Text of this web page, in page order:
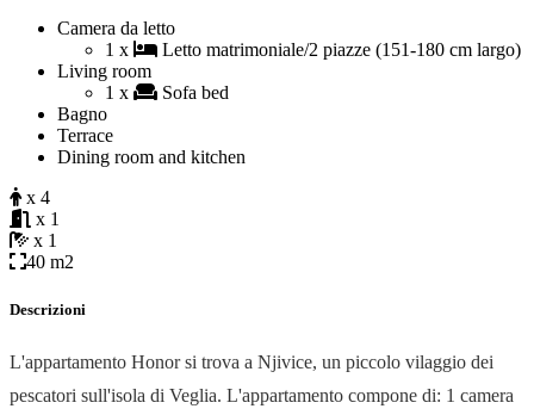
Camera da letto
1 x
Letto matrimoniale/2 piazze (151-180 cm largo)
Living room
1 x
Sofa bed
Bagno
Terrace
Dining room and kitchen
x 4
x 1
x 1
40 m2
Descrizioni
L'appartamento Honor si trova a Njivice, un piccolo vilaggio dei
pescatori sull'isola di Veglia. L'appartamento compone di: 1 camera